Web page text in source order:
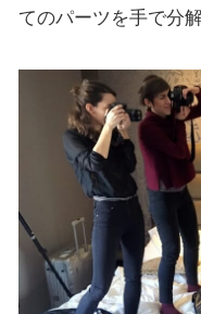
てのパーツを手で分